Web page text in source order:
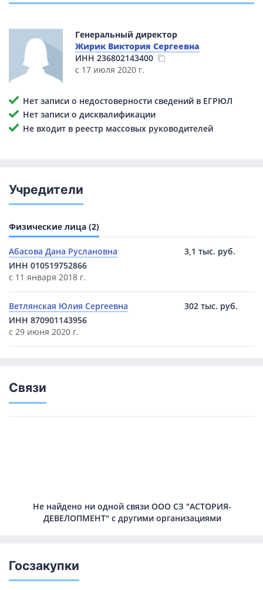
Генеральный директор
Жирик Виктория Сергеевна
ИНН 236802143400
с 17 июля 2020 г.
Нет записи о недостоверности сведений в ЕГРЮЛ
Нет записи о дисквалификации
Не входит в реестр массовых руководителей
Учредители
Физические лица (2)
Абасова Дана Руслановна
ИНН 010519752866
с 11 января 2018 г.
3,1 тыс. руб.
Ветлянская Юлия Сергеевна
ИНН 870901143956
с 29 июня 2020 г.
302 тыс. руб.
Связи
Не найдено ни одной связи ООО СЗ "АСТОРИЯ-
ДЕВЕЛОПМЕНТ" с другими организациями
Госзакупки